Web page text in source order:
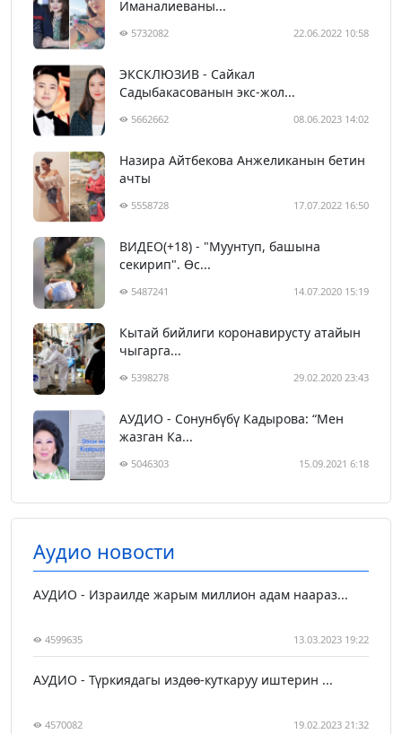
Иманалиеваны...
5732082 22.06.2022 10:58
ЭКСКЛЮЗИВ - Сайкал
Садыбакасованын экс-жол...
5662662 08.06.2023 14:02
Назира Айтбекова Анжеликанын бетин
ачты
5558728 17.07.2022 16:50
ВИДЕО(+18) - "Муунтуп, башына
секирип". Өс...
5487241 14.07.2020 15:19
Кытай бийлиги коронавирусту атайын
чыгарга...
5398278 29.02.2020 23:43
АУДИО - Сонунбүбү Кадырова: “Мен
жазган Ка...
5046303 15.09.2021 6:18
Аудио новости
АУДИО - Израилде жарым миллион адам наараз...
4599635 13.03.2023 19:22
АУДИО - Түркиядагы издөө-куткаруу иштерин ...
4570082 19.02.2023 21:32